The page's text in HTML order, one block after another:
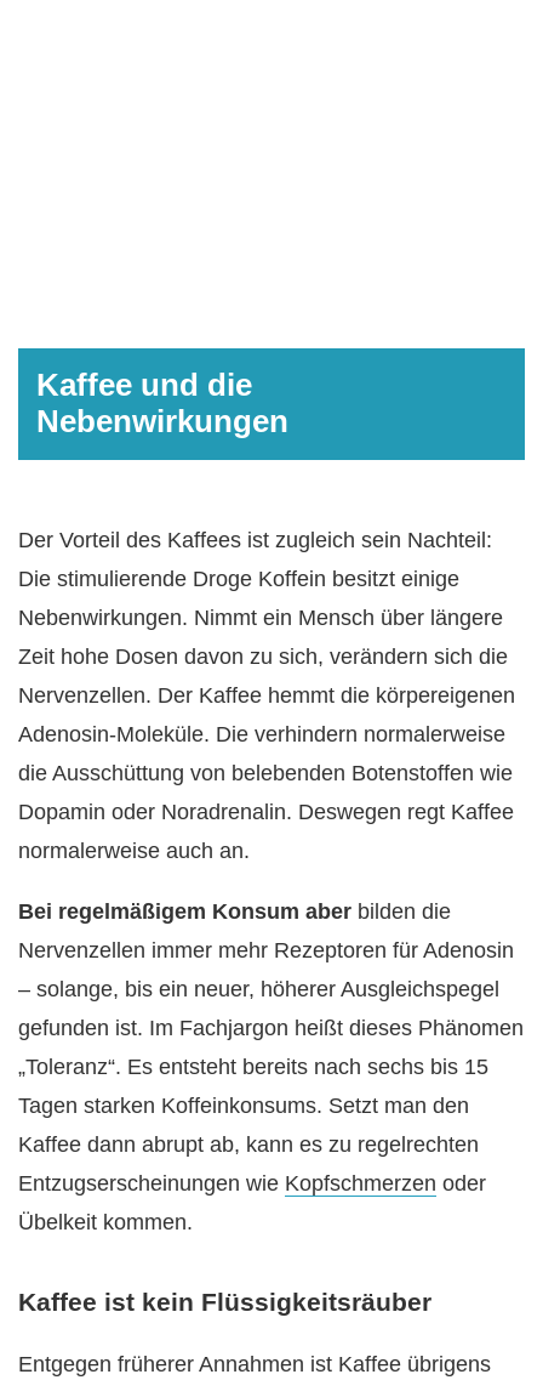
Kaffee und die
Nebenwirkungen
Der Vorteil des Kaffees ist zugleich sein Nachteil:
Die stimulierende Droge Koffein besitzt einige
Nebenwirkungen. Nimmt ein Mensch über längere
Zeit hohe Dosen davon zu sich, verändern sich die
Nervenzellen. Der Kaffee hemmt die körpereigenen
Adenosin-Moleküle. Die verhindern normalerweise
die Ausschüttung von belebenden Botenstoffen wie
Dopamin oder Noradrenalin. Deswegen regt Kaffee
normalerweise auch an.
Bei regelmäßigem Konsum aber bilden die
Nervenzellen immer mehr Rezeptoren für Adenosin
– solange, bis ein neuer, höherer Ausgleichspegel
gefunden ist. Im Fachjargon heißt dieses Phänomen
„Toleranz“. Es entsteht bereits nach sechs bis 15
Tagen starken Koffeinkonsums. Setzt man den
Kaffee dann abrupt ab, kann es zu regelrechten
Entzugserscheinungen wie Kopfschmerzen oder
Übelkeit kommen.
Kaffee ist kein Flüssigkeitsräuber
Entgegen früherer Annahmen ist Kaffee übrigens